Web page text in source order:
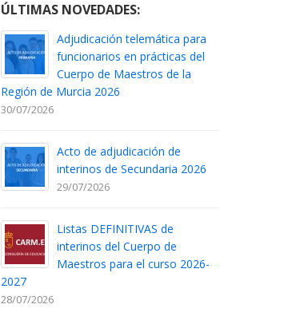
ÚLTIMAS NOVEDADES:
Adjudicación telemática para
funcionarios en prácticas del
Cuerpo de Maestros de la
Región de Murcia 2026
30/07/2026
Acto de adjudicación de
interinos de Secundaria 2026
29/07/2026
Listas DEFINITIVAS de
interinos del Cuerpo de
Maestros para el curso 2026-
2027
28/07/2026